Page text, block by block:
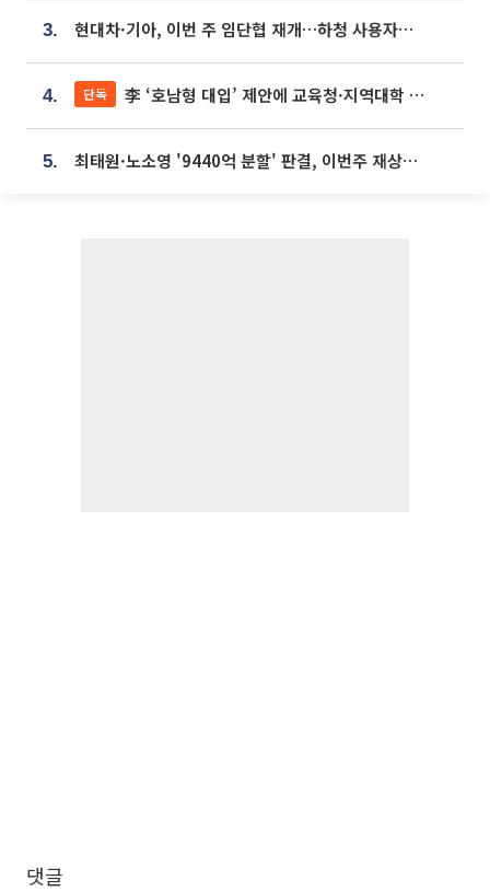
3. 현대차·기아, 이번 주 임단협 재개…하청 사용자성 재심도 ‘변수’
4. 단독 李 ‘호남형 대입’ 제안에 교육청·지역대학 서·논술형 입시 연계 '착수'
5. 최태원·노소영 '9440억 분할' 판결, 이번주 재상고 여부 주목
댓글